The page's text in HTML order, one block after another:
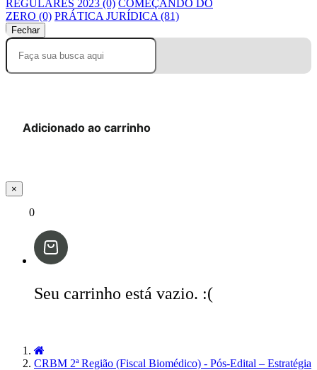
REGULARES 2023 (0) COMEÇANDO DO
ZERO (0) PRÁTICA JURÍDICA (81)
Fechar
Adicionado ao carrinho
×
0
Seu carrinho está vazio. :(
CRBM 2ª Região (Fiscal Biomédico) - Pós-Edital – Estratégia